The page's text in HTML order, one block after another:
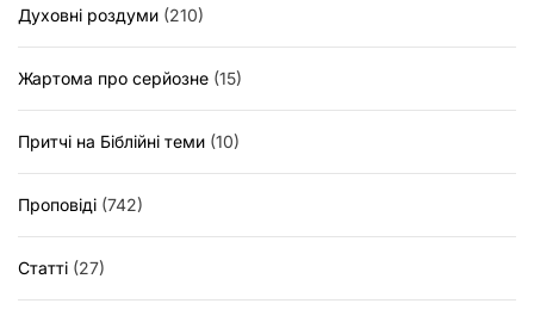
Духовні роздуми (210)
Жартома про серйозне (15)
Притчі на Біблійні теми (10)
Проповіді (742)
Статті (27)